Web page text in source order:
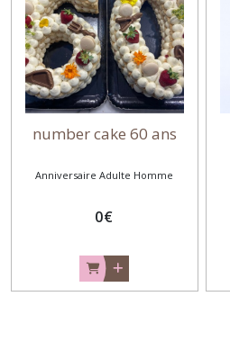
number cake 60 ans
Anniversaire Adulte Homme
0€
Anniversaire
enfant
fille
(6)
Anniversaire
enfant
Anniversaire
Femme